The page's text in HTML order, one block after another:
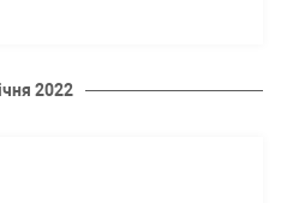
2022